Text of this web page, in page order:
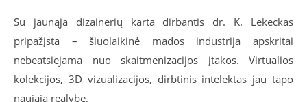
Su jaunąja dizainerių karta dirbantis dr. K. Lekeckas
pripažįsta – šiuolaikinė mados industrija apskritai
nebeatsiejama nuo skaitmenizacijos įtakos. Virtualios
kolekcijos, 3D vizualizacijos, dirbtinis intelektas jau tapo
naująja realybe.